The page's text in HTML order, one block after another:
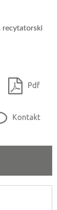
recytatorski
Pdf
Kontakt